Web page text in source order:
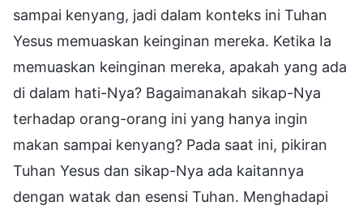
sampai kenyang, jadi dalam konteks ini Tuhan
Yesus memuaskan keinginan mereka. Ketika Ia
memuaskan keinginan mereka, apakah yang ada
di dalam hati-Nya? Bagaimanakah sikap-Nya
terhadap orang-orang ini yang hanya ingin
makan sampai kenyang? Pada saat ini, pikiran
Tuhan Yesus dan sikap-Nya ada kaitannya
dengan watak dan esensi Tuhan. Menghadapi